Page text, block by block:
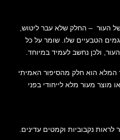
העור – החלק שלא עבר ליטוש,
הטבעיים שלו. שומר על כל
ולכן נחשב לעמיד במיוחד.
המלא הוא חלק מהסיפור האמיתי
מעור מלא לייחודי בפני
נקבוביות וקמטים עדינים.